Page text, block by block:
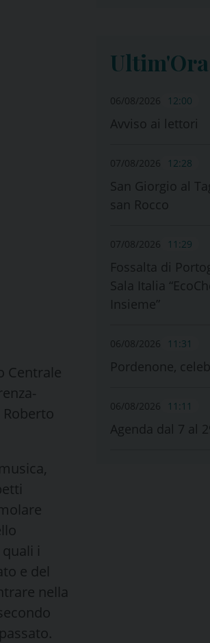
Centrale
i
e del
nella
Ultim'Ora
06/08/2026 12:00
Avviso ai lettori
07/08/2026 12:28
San Giorgio al
san Rocco
07/08/2026 11:29
Fossalta di
Sala Italia
Insieme”
06/08/2026 11:31
Pordenone,
06/08/2026 11:11
Agenda dal 7 al